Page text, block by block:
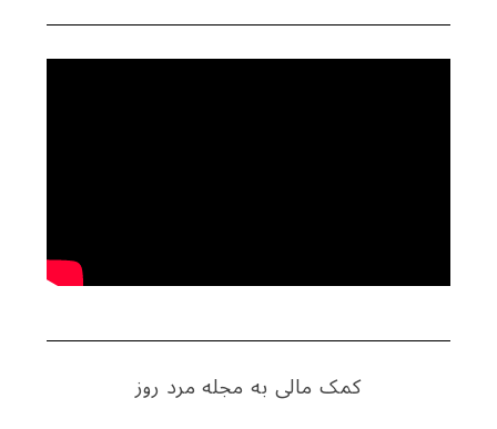
کمک مالی به مجله مرد روز